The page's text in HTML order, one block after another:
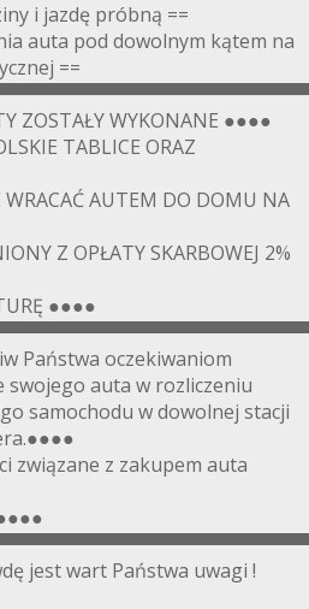
i jazdę próbną ==
auta pod dowolnym kątem na
==
ZOSTAŁY WYKONANE ●●●●
TABLICE ORAZ
AUTEM DO DOMU NA
Z OPŁATY SKARBOWEJ 2%
●●●●
Państwa oczekiwaniom
auta w rozliczeniu
samochodu w dowolnej stacji
związane z zakupem auta
jest wart Państwa uwagi !